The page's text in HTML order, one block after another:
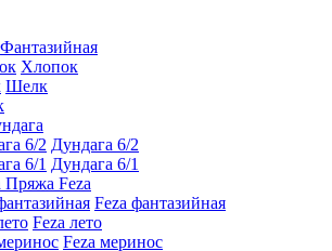
Фантазийная
Хлопок
Шелк
Дундага 6/2
Дундага 6/1
Пряжа Feza
Feza фантазийная
Feza лето
Feza меринос